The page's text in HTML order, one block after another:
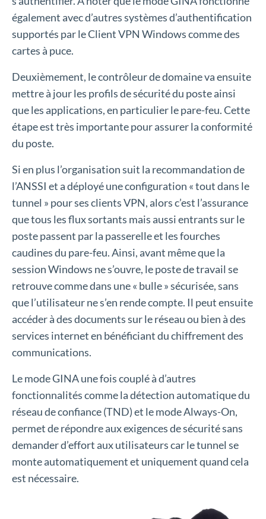
également avec d’autres systèmes d’authentification
supportés par le Client VPN Windows comme des
cartes à puce.
Deuxièmement, le contrôleur de domaine va ensuite
mettre à jour les profils de sécurité du poste ainsi
que les applications, en particulier le pare-feu. Cette
étape est très importante pour assurer la conformité
du poste.
Si en plus l’organisation suit la recommandation de
l’ANSSI et a déployé une configuration « tout dans le
tunnel » pour ses clients VPN, alors c’est l’assurance
que tous les flux sortants mais aussi entrants sur le
poste passent par la passerelle et les fourches
caudines du pare-feu. Ainsi, avant même que la
session Windows ne s’ouvre, le poste de travail se
retrouve comme dans une « bulle » sécurisée, sans
que l’utilisateur ne s’en rende compte. Il peut ensuite
accéder à des documents sur le réseau ou bien à des
services internet en bénéficiant du chiffrement des
communications.
Le mode GINA une fois couplé à d’autres
fonctionnalités comme la détection automatique du
réseau de confiance (TND) et le mode Always-On,
permet de répondre aux exigences de sécurité sans
demander d’effort aux utilisateurs car le tunnel se
monte automatiquement et uniquement quand cela
est nécessaire.